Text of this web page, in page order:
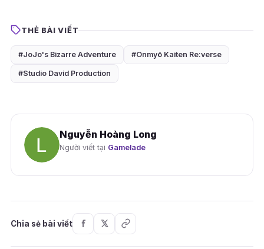
THẺ BÀI VIẾT
#JoJo's Bizarre Adventure #Onmyō Kaiten Re:verse
#Studio David Production
Nguyễn Hoàng Long
Người viết tại Gamelade
Chia sẻ bài viết